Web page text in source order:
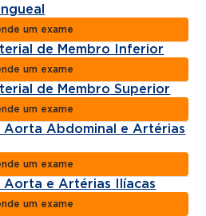
um exame
de Membro Inferior
um exame
de Membro Superior
um exame
Aorta Abdominal e Artérias
um exame
e Artérias Ilíacas
um exame